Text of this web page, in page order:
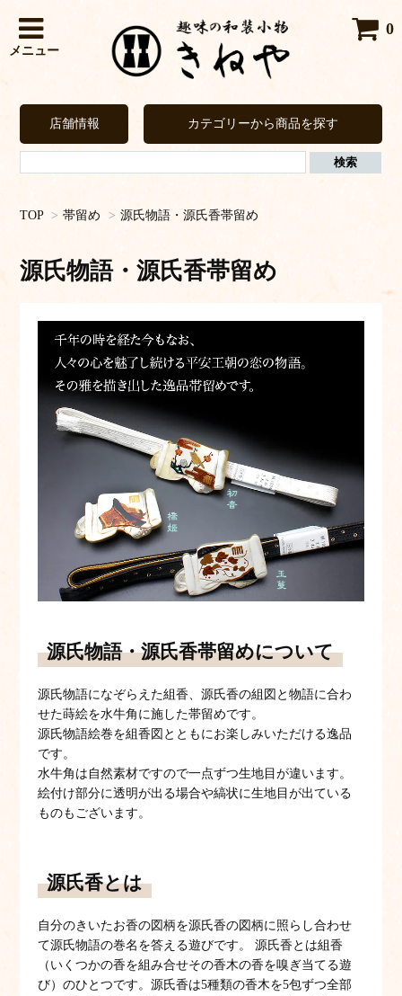
店舗情報 カテゴリーから商品を探す
メニュー
0
TOP > 帯留め > 源氏物語・源氏香帯留め
源氏物語・源氏香帯留め
源氏物語・源氏香帯留めについて
源氏物語になぞらえた組香、源氏香の組図と物語に合わ
せた蒔絵を水牛角に施した帯留めです。
源氏物語絵巻を組香図とともにお楽しみいただける逸品
です。
水牛角は自然素材ですので一点ずつ生地目が違います。
絵付け部分に透明が出る場合や縞状に生地目が出ている
ものもございます。
源氏香とは
自分のきいたお香の図柄を源氏香の図柄に照らし合わせ
て源氏物語の巻名を答える遊びです。 源氏香とは組香
（いくつかの香を組み合せその香木の香を嗅ぎ当てる遊
び）のひとつです。源氏香は5種類の香木を5包ずつ全部